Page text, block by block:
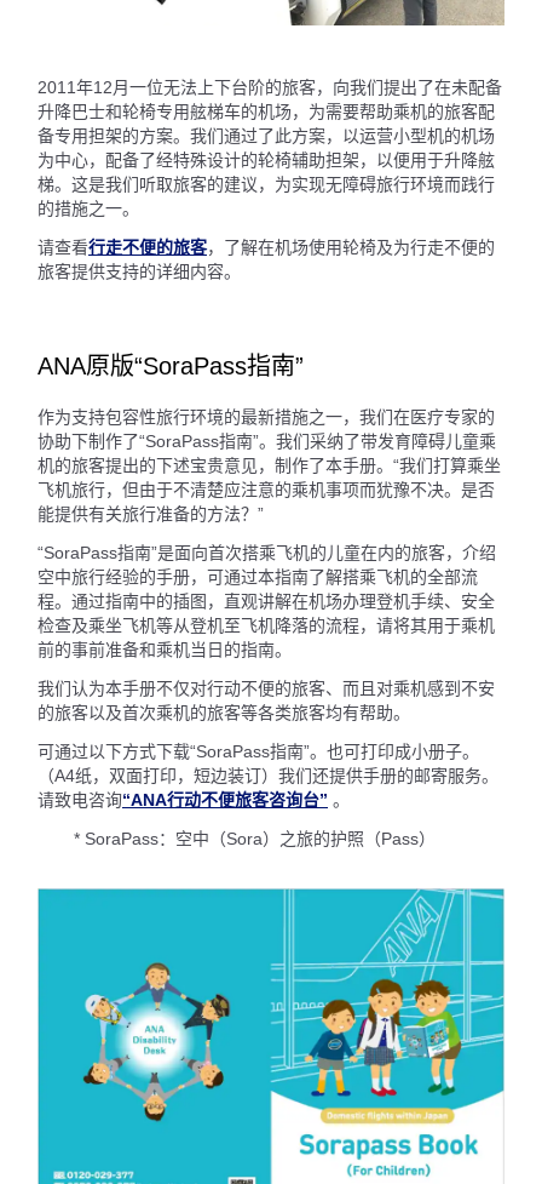
2011年12月一位无法上下台阶的旅客，向我们提出了在未配备
升降巴士和轮椅专用舷梯车的机场，为需要帮助乘机的旅客配
备专用担架的方案。我们通过了此方案，以运营小型机的机场
为中心，配备了经特殊设计的轮椅辅助担架，以便用于升降舷
梯。这是我们听取旅客的建议，为实现无障碍旅行环境而践行
的措施之一。
请查看行走不便的旅客，了解在机场使用轮椅及为行走不便的
旅客提供支持的详细内容。
ANA原版“SoraPass指南”
作为支持包容性旅行环境的最新措施之一，我们在医疗专家的
协助下制作了“SoraPass指南”。我们采纳了带发育障碍儿童乘
机的旅客提出的下述宝贵意见，制作了本手册。“我们打算乘坐
飞机旅行，但由于不清楚应注意的乘机事项而犹豫不决。是否
能提供有关旅行准备的方法？”
“SoraPass指南”是面向首次搭乘飞机的儿童在内的旅客，介绍
空中旅行经验的手册，可通过本指南了解搭乘飞机的全部流
程。通过指南中的插图，直观讲解在机场办理登机手续、安全
检查及乘坐飞机等从登机至飞机降落的流程，请将其用于乘机
前的事前准备和乘机当日的指南。
我们认为本手册不仅对行动不便的旅客、而且对乘机感到不安
的旅客以及首次乘机的旅客等各类旅客均有帮助。
可通过以下方式下载“SoraPass指南”。也可打印成小册子。
（A4纸，双面打印，短边装订）我们还提供手册的邮寄服务。
请致电咨询“ANA行动不便旅客咨询台” 。
* SoraPass：空中（Sora）之旅的护照（Pass）